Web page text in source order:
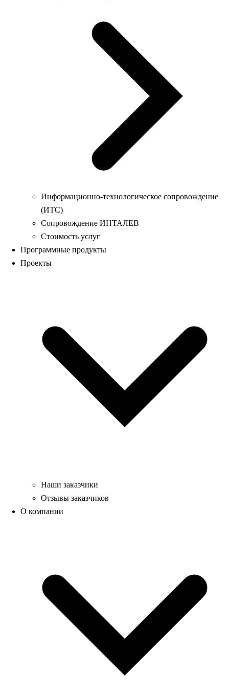
Информационно-технологическое сопровождение
(ИТС)
Сопровождение ИНТАЛЕВ
Стоимость услуг
Программные продукты
Проекты
Наши заказчики
Отзывы заказчиков
О компании